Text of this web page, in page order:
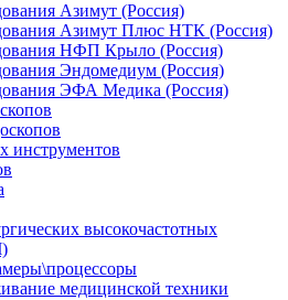
Азимут (Россия)
Азимут Плюс НТК (Россия)
НФП Крыло (Россия)
Эндомедиум (Россия)
ЭФА Медика (Россия)
инструментов
высокочастотных
медицинской техники